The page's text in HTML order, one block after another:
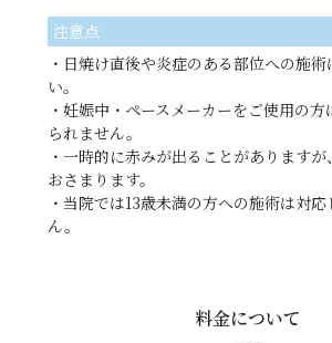
注意点
・日焼け直後や炎症のある部位への施
い。
・妊娠中・ペースメーカーをご使用の
られません。
・一時的に赤みが出ることがあります
おさまります。
・当院では13歳未満の方への施術は対
ん。
料金について